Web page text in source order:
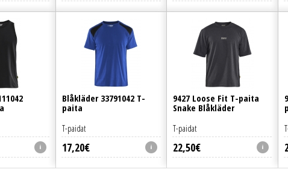
Blåkläder 33791042 T-
paita
17,20€
T-paidat
9427 Loose Fit T-paita
Snake Blåkläder
22,50€
T-paidat